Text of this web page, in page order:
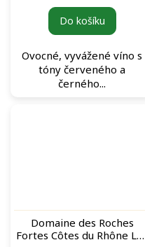
Do košíku
Ovocné, vyvážené víno s
tóny červeného a
černého...
Domaine des Roches
Fortes Côtes du Rhône Les